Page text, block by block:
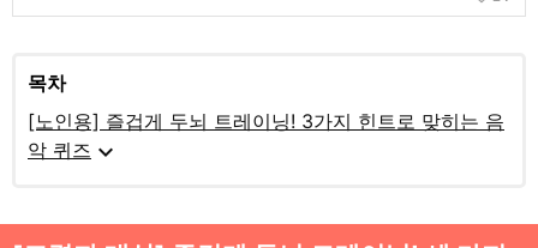
목차
[노인용] 즐겁게 두뇌 트레이닝! 3가지 힌트로 맞히는 음
악 퀴즈 expand_more